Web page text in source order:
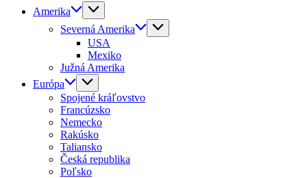
Amerika
Severná Amerika
USA
Mexiko
Južná Amerika
Európa
Spojené kráľovstvo
Francúzsko
Nemecko
Rakúsko
Taliansko
Česká republika
Poľsko